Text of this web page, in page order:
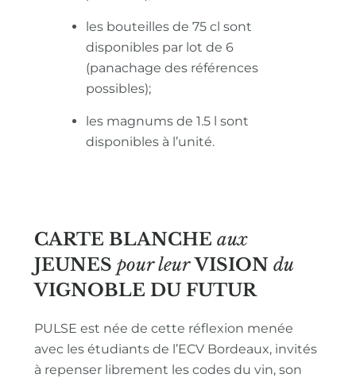
les bouteilles de 75 cl sont
disponibles par lot de 6
(panachage des références
possibles);
les magnums de 1.5 l sont
disponibles à l’unité.
CARTE BLANCHE aux
JEUNES pour leur VISION du
VIGNOBLE DU FUTUR
PULSE est née de cette réflexion menée
avec les étudiants de l’ECV Bordeaux, invités
à repenser librement les codes du vin, son